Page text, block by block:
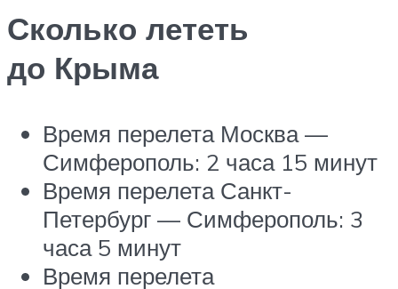
Сколько лететь
до Крыма
Время перелета Москва —
Симферополь: 2 часа 15 минут
Время перелета Санкт-
Петербург — Симферополь: 3
часа 5 минут
Время перелета